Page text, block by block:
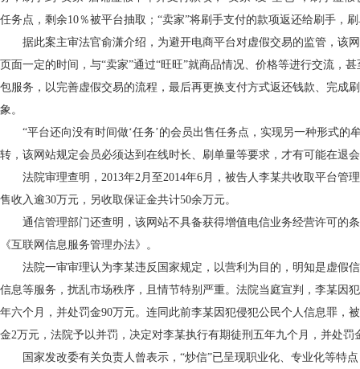
任务点，剩余10％被平台抽取；“卖家”将刷手支付的款项返还给刷手，
据此案主审法官俞潇介绍，为避开电商平台对虚假交易的监管，该
页面一定的时间，与“卖家”通过“旺旺”就商品情况、价格等进行交流，
包服务，以完善虚假交易的流程，最后再更换支付方式返还钱款、完成
象。
“平台还向没有时间做‘任务’的会员出售任务点，实现另一种形式的
转，该网站规定会员必须达到在线时长、刷单量等要求，才有可能在退
法院审理查明，2013年2月至2014年6月，被告人李某共收取平台管
售收入逾30万元，另收取保证金共计50余万元。
通信管理部门还查明，该网站不具备获得增值电信业务经营许可的
《互联网信息服务管理办法》。
法院一审审理认为李某违反国家规定，以营利为目的，明知是虚假
信息等服务，扰乱市场秩序，且情节特别严重。法院当庭宣判，李某因
年六个月，并处罚金90万元。连同此前李某因犯侵犯公民个人信息罪，
金2万元，法院予以并罚，决定对李某执行有期徒刑五年九个月，并处罚
国家发改委有关负责人曾表示，“炒信”已呈现职业化、专业化等特点